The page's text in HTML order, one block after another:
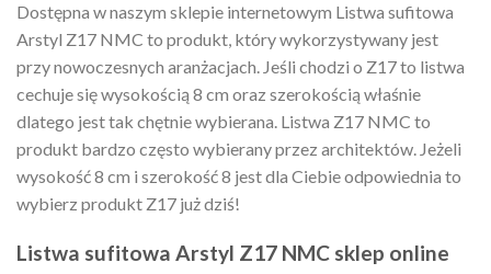
Dostępna w naszym sklepie internetowym Listwa sufitowa
Arstyl Z17 NMC to produkt, który wykorzystywany jest
przy nowoczesnych aranżacjach. Jeśli chodzi o Z17 to listwa
cechuje się wysokością 8 cm oraz szerokością właśnie
dlatego jest tak chętnie wybierana. Listwa Z17 NMC to
produkt bardzo często wybierany przez architektów. Jeżeli
wysokość 8 cm i szerokość 8 jest dla Ciebie odpowiednia to
wybierz produkt Z17 już dziś!
Listwa sufitowa Arstyl Z17 NMC sklep online